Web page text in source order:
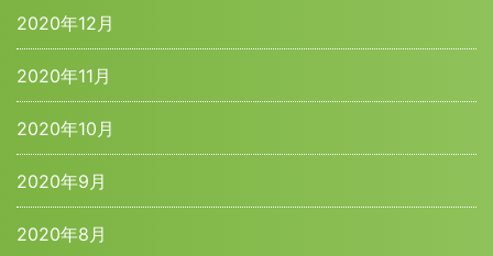
2020年12月
2020年11月
2020年10月
2020年9月
2020年8月